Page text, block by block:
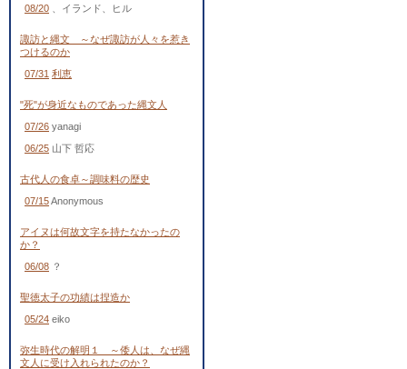
08/20
、イランド、ヒル
諏訪と縄文 ～なぜ諏訪が人々を惹き
つけるのか
07/31 利恵
"死"が身近なものであった縄文人
07/26 yanagi
06/25 山下 哲応
古代人の食卓～調味料の歴史
07/15Anonymous
アイヌは何故文字を持たなかったの
か？
06/08 ？
聖徳太子の功績は捏造か
05/24 eiko
弥生時代の解明１ ～倭人は、なぜ縄
文人に受け入れられたのか？